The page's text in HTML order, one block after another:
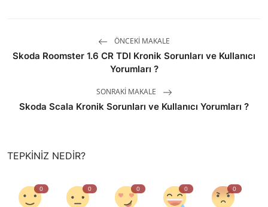
ÖNCEKI MAKALE
Skoda Roomster 1.6 CR TDI Kronik Sorunları ve Kullanıcı
Yorumları ?
SONRAKI MAKALE
Skoda Scala Kronik Sorunları ve Kullanıcı Yorumları ?
TEPKINIZ NEDIR?
0 0 0 0 0